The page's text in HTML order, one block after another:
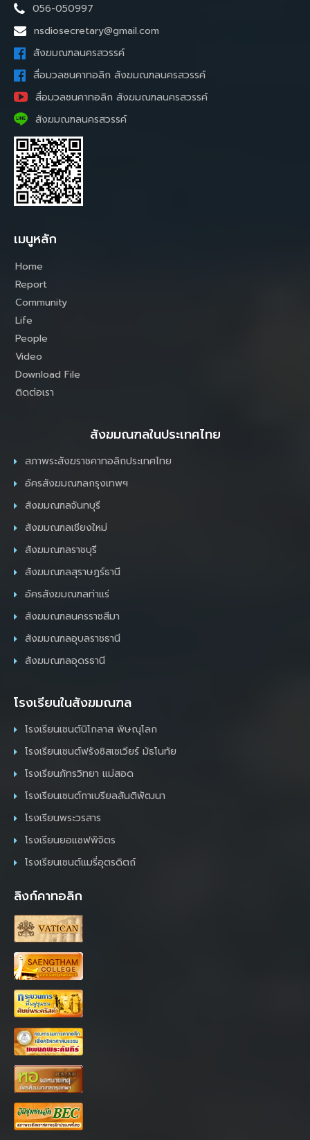
056-050997
nsdiosecretary@gmail.com
สังฆมณฑลนครสวรรค์
สื่อมวลชนคาทอลิก สังฆมณฑลนครสวรรค์
สื่อมวลชนคาทอลิก สังฆมณฑลนครสวรรค์
สังฆมณฑลนครสวรรค์
เมนูหลัก
Home
Report
Community
Life
People
Video
Download File
ติดต่อเรา
สังฆมณฑลในประเทศไทย
สภาพระสังฆราชคาทอลิกประเทศไทย
อัครสังฆมณฑลกรุงเทพฯ
สังฆมณฑลจันทบุรี
สังฆมณฑลเชียงใหม่
สังฆมณฑลราชบุรี
สังฆมณฑลสุราษฎร์ธานี
อัครสังฆมณฑลท่าแร่
สังฆมณฑลนครราชสีมา
สังฆมณฑลอุบลราชธานี
สังฆมณฑลอุดรธานี
โรงเรียนในสังฆมณฑล
โรงเรียนเซนต์นิโกลาส พิษณุโลก
โรงเรียนเซนต์ฟรังซิสเซเวียร์ มัธโนทัย
โรงเรียนภัทรวิทยา แม่สอด
โรงเรียนเซนต์กาเบรียลสันติพัฒนา
โรงเรียนพระวรสาร
โรงเรียนยอแซฟพิจิตร
โรงเรียนเซนต์แมรี่อุตรดิตถ์
ลิงก์คาทอลิก